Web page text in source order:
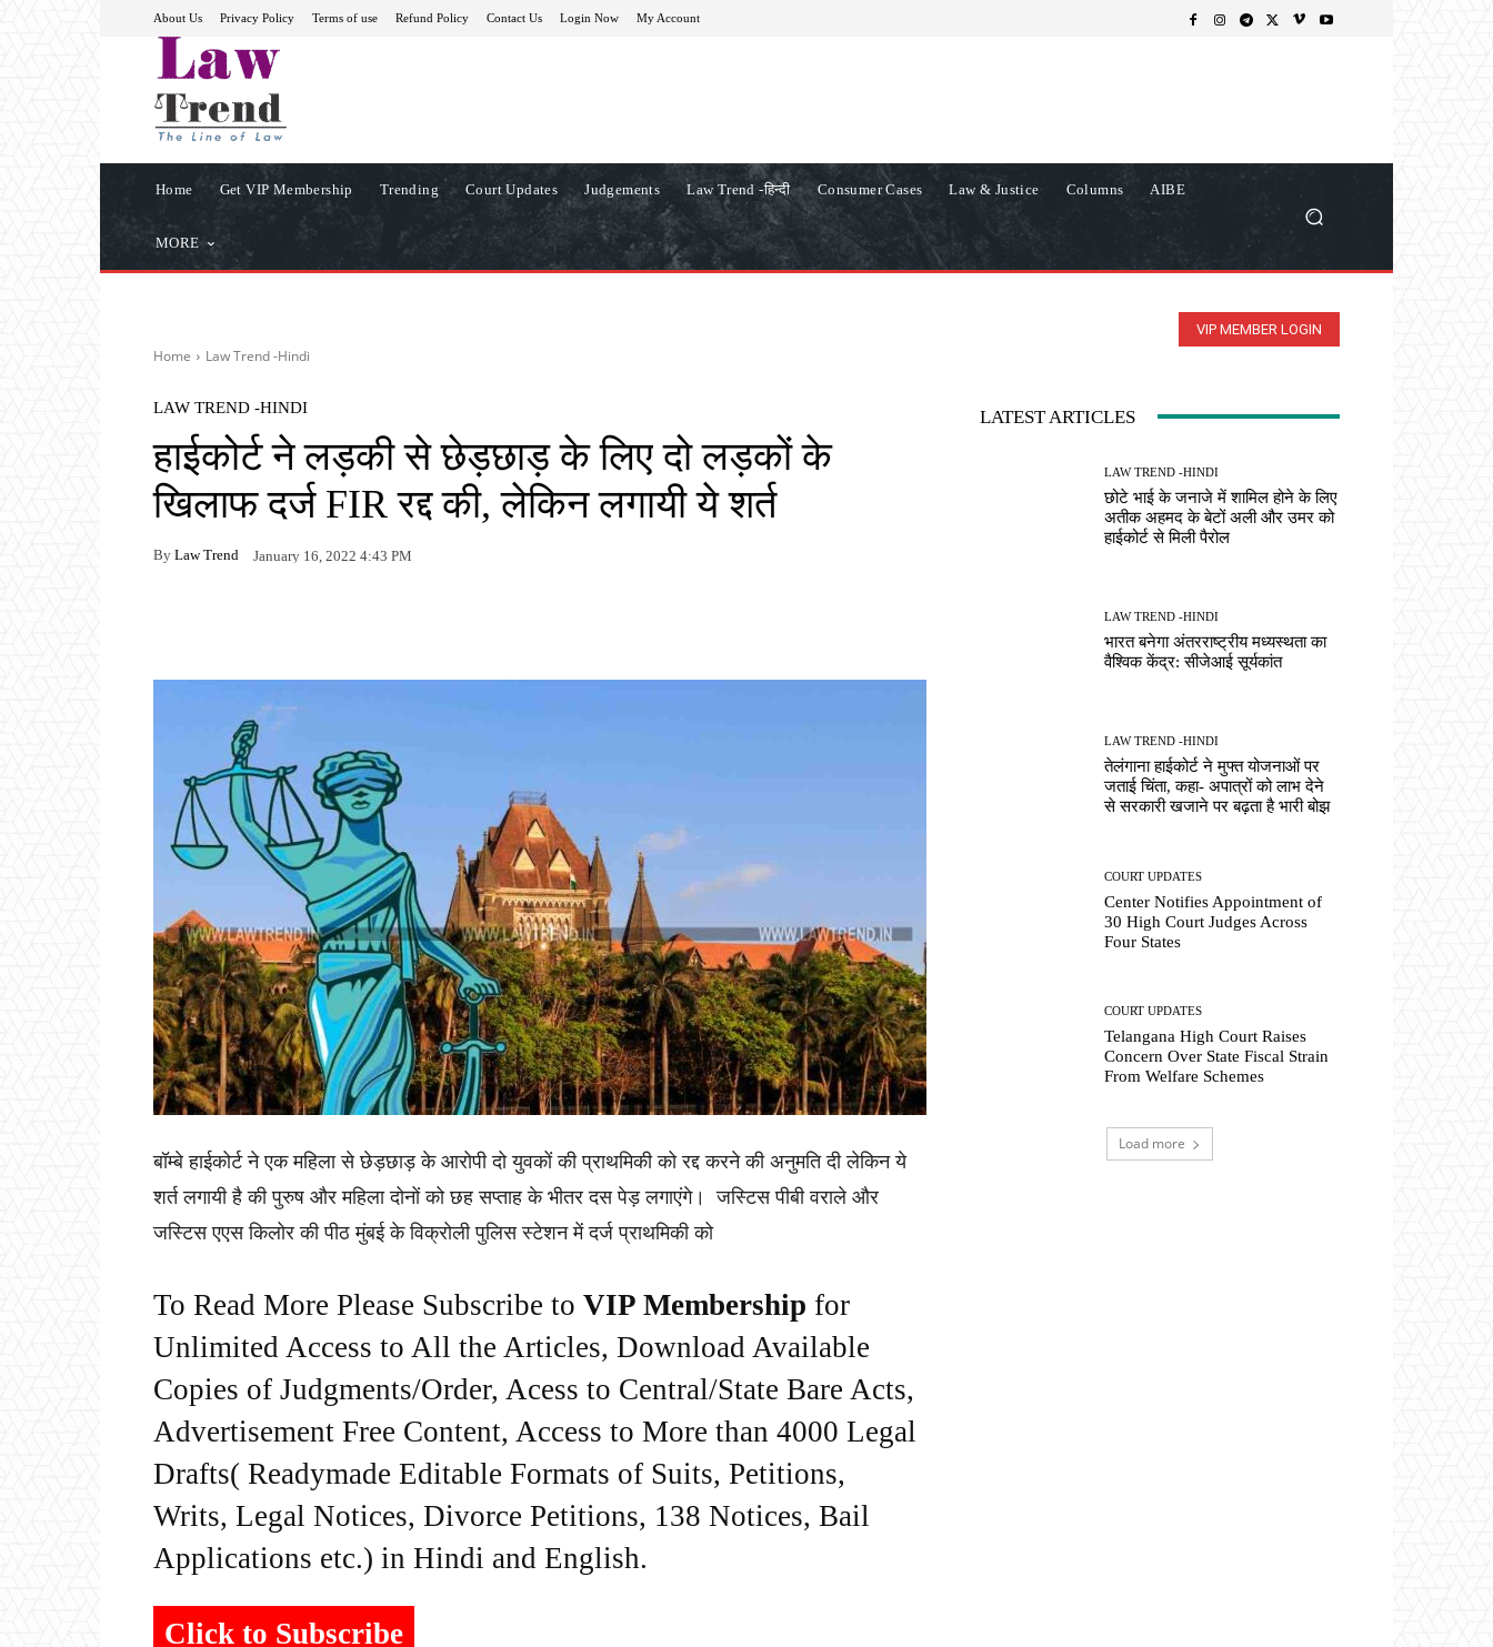
About Us Privacy Policy Terms of use Refund Policy Contact Us Login Now My Account
Home Get VIP Membership Trending Court Updates Judgements Law Trend -हिन्दी Consumer Cases Law & Justice Columns AIBE
MORE
VIP MEMBER LOGIN
Home Law Trend -Hindi
LAW TREND -HINDI
हाईकोर्ट ने लड़की से छेड़छाड़ के लिए दो लड़कों के
खिलाफ दर्ज FIR रद्द की, लेकिन लगायी ये शर्त
By Law Trend January 16, 2022 4:43 PM
बॉम्बे हाईकोर्ट ने एक महिला से छेड़छाड़ के आरोपी दो युवकों की प्राथमिकी को रद्द करने की अनुमति दी लेकिन ये
शर्त लगायी है की पुरुष और महिला दोनों को छह सप्ताह के भीतर दस पेड़ लगाएंगे। जस्टिस पीबी वराले और
जस्टिस एएस किलोर की पीठ मुंबई के विक्रोली पुलिस स्टेशन में दर्ज प्राथमिकी को
To Read More Please Subscribe to VIP Membership for
Unlimited Access to All the Articles, Download Available
Copies of Judgments/Order, Acess to Central/State Bare Acts,
Advertisement Free Content, Access to More than 4000 Legal
Drafts( Readymade Editable Formats of Suits, Petitions,
Writs, Legal Notices, Divorce Petitions, 138 Notices, Bail
Applications etc.) in Hindi and English.
Click to Subscribe
LATEST ARTICLES
LAW TREND -HINDI
छोटे भाई के जनाजे में शामिल होने के लिए
अतीक अहमद के बेटों अली और उमर को
हाईकोर्ट से मिली पैरोल
LAW TREND -HINDI
भारत बनेगा अंतरराष्ट्रीय मध्यस्थता का
वैश्विक केंद्र: सीजेआई सूर्यकांत
LAW TREND -HINDI
तेलंगाना हाईकोर्ट ने मुफ्त योजनाओं पर
जताई चिंता, कहा- अपात्रों को लाभ देने
से सरकारी खजाने पर बढ़ता है भारी बोझ
COURT UPDATES
Center Notifies Appointment of
30 High Court Judges Across
Four States
COURT UPDATES
Telangana High Court Raises
Concern Over State Fiscal Strain
From Welfare Schemes
Load more